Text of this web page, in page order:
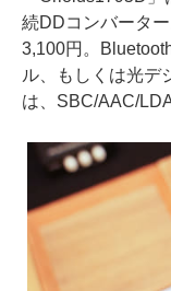
続DDコンバータ
3,100円。
ル、もしくは光デ
は、SBC/AAC/